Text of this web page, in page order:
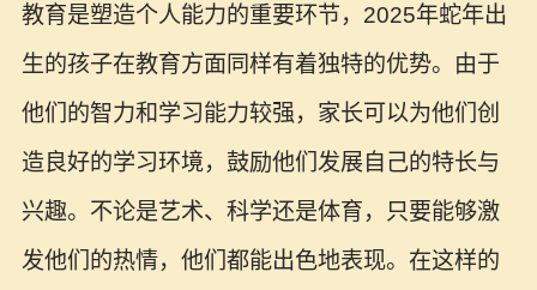
教育是塑造个人能力的重要环节，2025年蛇年出
生的孩子在教育方面同样有着独特的优势。由于
他们的智力和学习能力较强，家长可以为他们创
造良好的学习环境，鼓励他们发展自己的特长与
兴趣。不论是艺术、科学还是体育，只要能够激
发他们的热情，他们都能出色地表现。在这样的